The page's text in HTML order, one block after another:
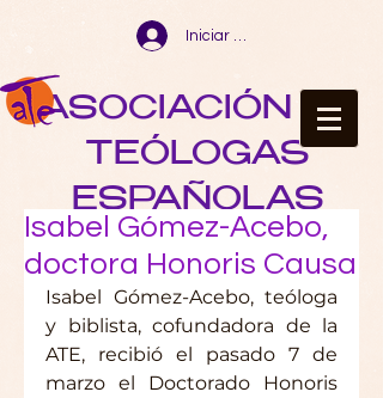
Iniciar sesión
ASOCIACIÓN DE
TEÓLOGAS
ESPAÑOLAS
Isabel Gómez-Acebo,
doctora Honoris Causa
Isabel Gómez-Acebo, teóloga
y biblista, cofundadora de la
ATE, recibió el pasado 7 de
marzo el Doctorado Honoris